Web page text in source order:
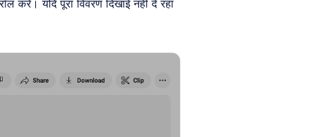
करें। यदि पूरा विवरण दिखाई नहीं दे रहा